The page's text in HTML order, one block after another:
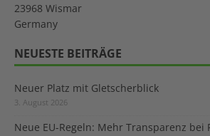
23968 Wismar
Germany
NEUESTE BEITRÄGE
Neuer Platz mit Gletscherblick
3. August 2026
Neue EU-Regeln: Mehr Transparenz